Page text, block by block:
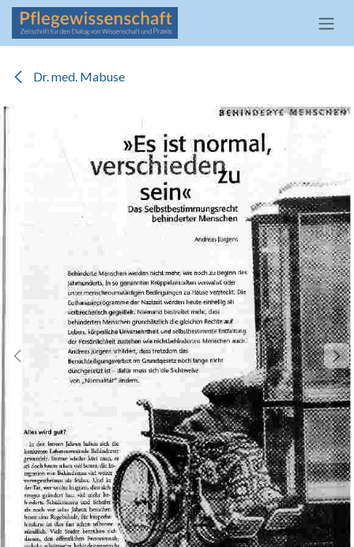
Zum Inhalt springen
Dr. med. Mabuse